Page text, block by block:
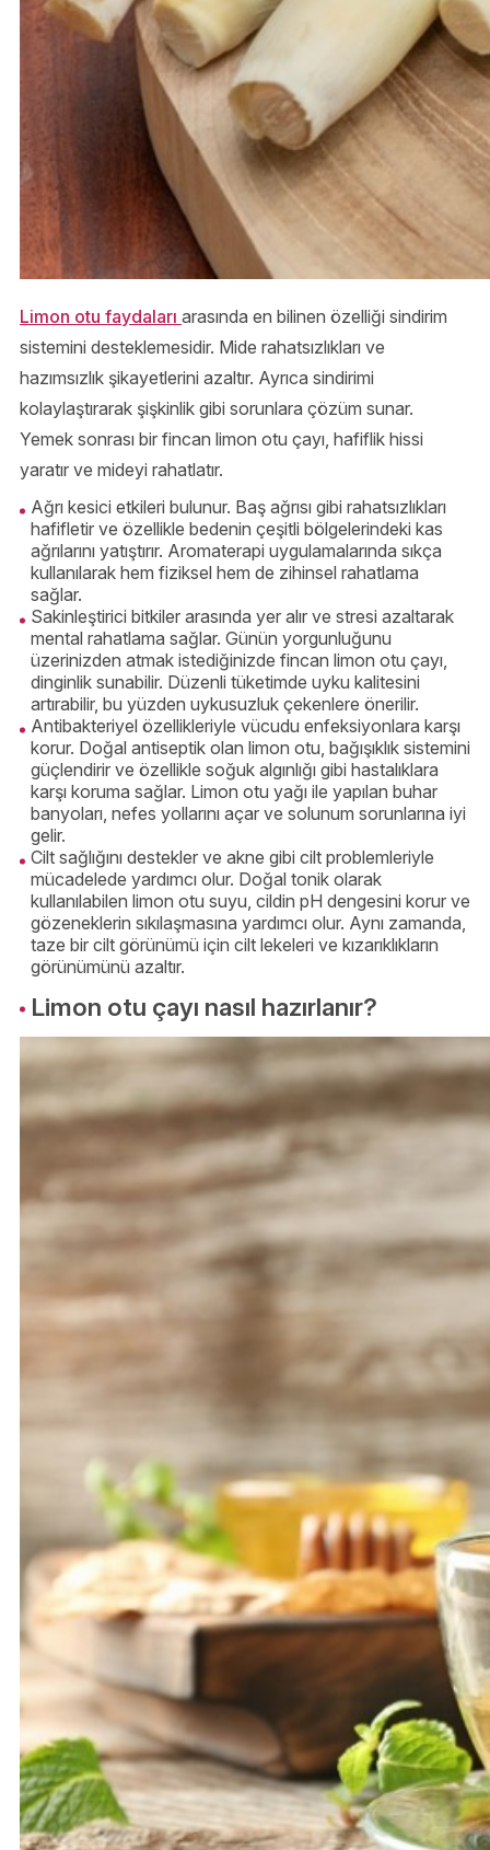
Limon otu faydaları arasında en bilinen özelliği sindirim
sistemini desteklemesidir. Mide rahatsızlıkları ve
hazımsızlık şikayetlerini azaltır. Ayrıca sindirimi
kolaylaştırarak şişkinlik gibi sorunlara çözüm sunar.
Yemek sonrası bir fincan limon otu çayı, hafiflik hissi
yaratır ve mideyi rahatlatır.
Ağrı kesici etkileri bulunur. Baş ağrısı gibi rahatsızlıkları
hafifletir ve özellikle bedenin çeşitli bölgelerindeki kas
ağrılarını yatıştırır. Aromaterapi uygulamalarında sıkça
kullanılarak hem fiziksel hem de zihinsel rahatlama
sağlar.
Sakinleştirici bitkiler arasında yer alır ve stresi azaltarak
mental rahatlama sağlar. Günün yorgunluğunu
üzerinizden atmak istediğinizde fincan limon otu çayı,
dinginlik sunabilir. Düzenli tüketimde uyku kalitesini
artırabilir, bu yüzden uykusuzluk çekenlere önerilir.
Antibakteriyel özellikleriyle vücudu enfeksiyonlara karşı
korur. Doğal antiseptik olan limon otu, bağışıklık sistemini
güçlendirir ve özellikle soğuk algınlığı gibi hastalıklara
karşı koruma sağlar. Limon otu yağı ile yapılan buhar
banyoları, nefes yollarını açar ve solunum sorunlarına iyi
gelir.
Cilt sağlığını destekler ve akne gibi cilt problemleriyle
mücadelede yardımcı olur. Doğal tonik olarak
kullanılabilen limon otu suyu, cildin pH dengesini korur ve
gözeneklerin sıkılaşmasına yardımcı olur. Aynı zamanda,
taze bir cilt görünümü için cilt lekeleri ve kızarıklıkların
görünümünü azaltır.
Limon otu çayı nasıl hazırlanır?